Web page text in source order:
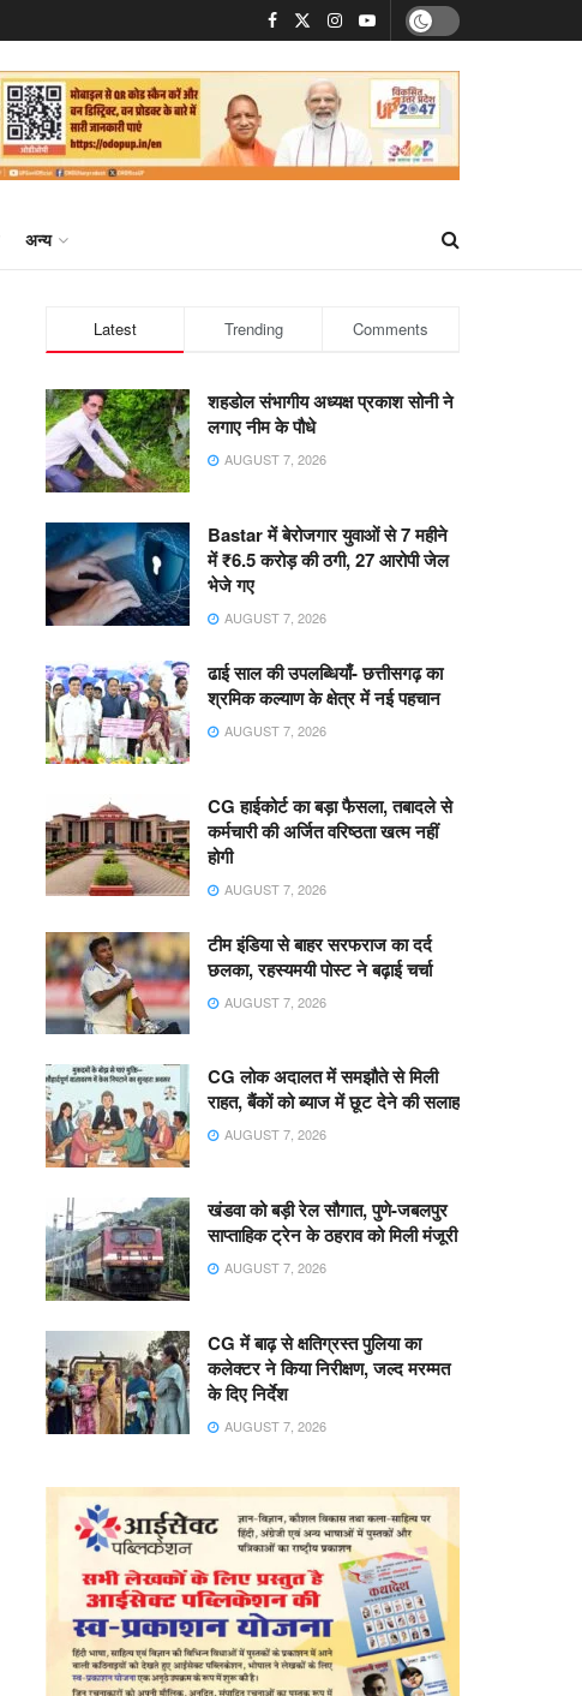
अन्य
Latest Trending Comments
शहडोल संभागीय अध्यक्ष प्रकाश सोनी ने
लगाए नीम के पौधे
AUGUST 7, 2026
Bastar में बेरोजगार युवाओं से 7 महीने
में ₹6.5 करोड़ की ठगी, 27 आरोपी जेल
भेजे गए
AUGUST 7, 2026
ढाई साल की उपलब्धियाँ- छत्तीसगढ़ का
श्रमिक कल्याण के क्षेत्र में नई पहचान
AUGUST 7, 2026
CG हाईकोर्ट का बड़ा फैसला, तबादले से
कर्मचारी की अर्जित वरिष्ठता खत्म नहीं
होगी
AUGUST 7, 2026
टीम इंडिया से बाहर सरफराज का दर्द
छलका, रहस्यमयी पोस्ट ने बढ़ाई चर्चा
AUGUST 7, 2026
CG लोक अदालत में समझौते से मिली
राहत, बैंकों को ब्याज में छूट देने की सलाह
AUGUST 7, 2026
खंडवा को बड़ी रेल सौगात, पुणे-जबलपुर
साप्ताहिक ट्रेन के ठहराव को मिली मंजूरी
AUGUST 7, 2026
CG में बाढ़ से क्षतिग्रस्त पुलिया का
कलेक्टर ने किया निरीक्षण, जल्द मरम्मत
के दिए निर्देश
AUGUST 7, 2026